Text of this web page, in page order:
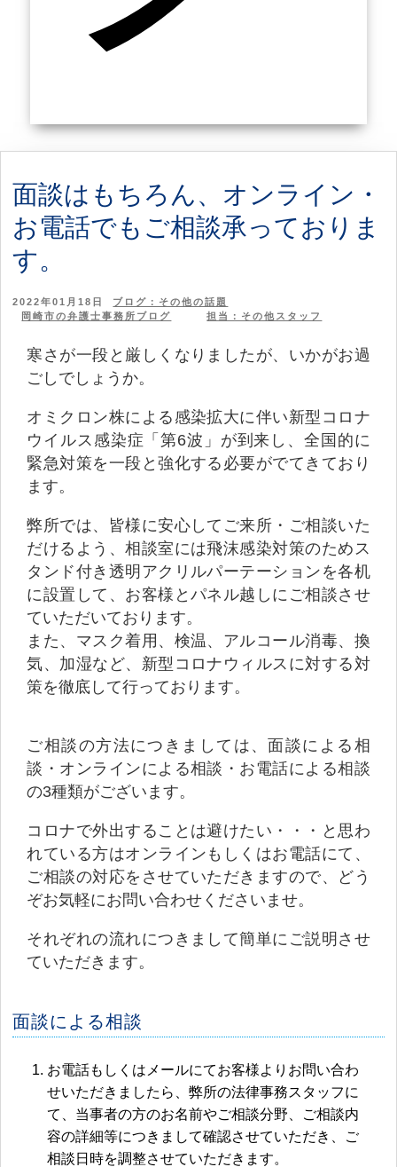
面談はもちろん、オンライン・
お電話でもご相談承っておりま
す。
2022年01月18日
ブログ：その他の話題
岡崎市の弁護士事務所ブログ
担当：その他スタッフ
寒さが一段と厳しくなりましたが、いかがお過
ごしでしょうか。
オミクロン株による感染拡大に伴い新型コロナ
ウイルス感染症「第6波」が到来し、全国的に
緊急対策を一段と強化する必要がでてきており
ます。
弊所では、皆様に安心してご来所・ご相談いた
だけるよう、相談室には飛沫感染対策のためス
タンド付き透明アクリルパーテーションを各机
に設置して、お客様とパネル越しにご相談させ
ていただいております。
また、マスク着用、検温、アルコール消毒、換
気、加湿など、新型コロナウィルスに対する対
策を徹底して行っております。
ご相談の方法につきましては、面談による相
談・オンラインによる相談・お電話による相談
の3種類がございます。
コロナで外出することは避けたい・・・と思わ
れている方はオンラインもしくはお電話にて、
ご相談の対応をさせていただきますので、どう
ぞお気軽にお問い合わせくださいませ。
それぞれの流れにつきまして簡単にご説明させ
ていただきます。
面談による相談
お電話もしくはメールにてお客様よりお問い合わ
せいただきましたら、弊所の法律事務スタッフに
て、当事者の方のお名前やご相談分野、ご相談内
容の詳細等につきまして確認させていただき、ご
相談日時を調整させていただきます。